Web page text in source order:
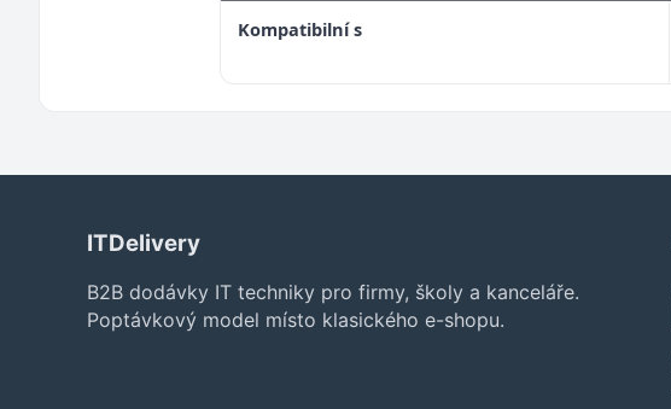
Kompatibilní s
ITDelivery
B2B dodávky IT techniky pro firmy, školy a kanceláře.
Poptávkový model místo klasického e-shopu.